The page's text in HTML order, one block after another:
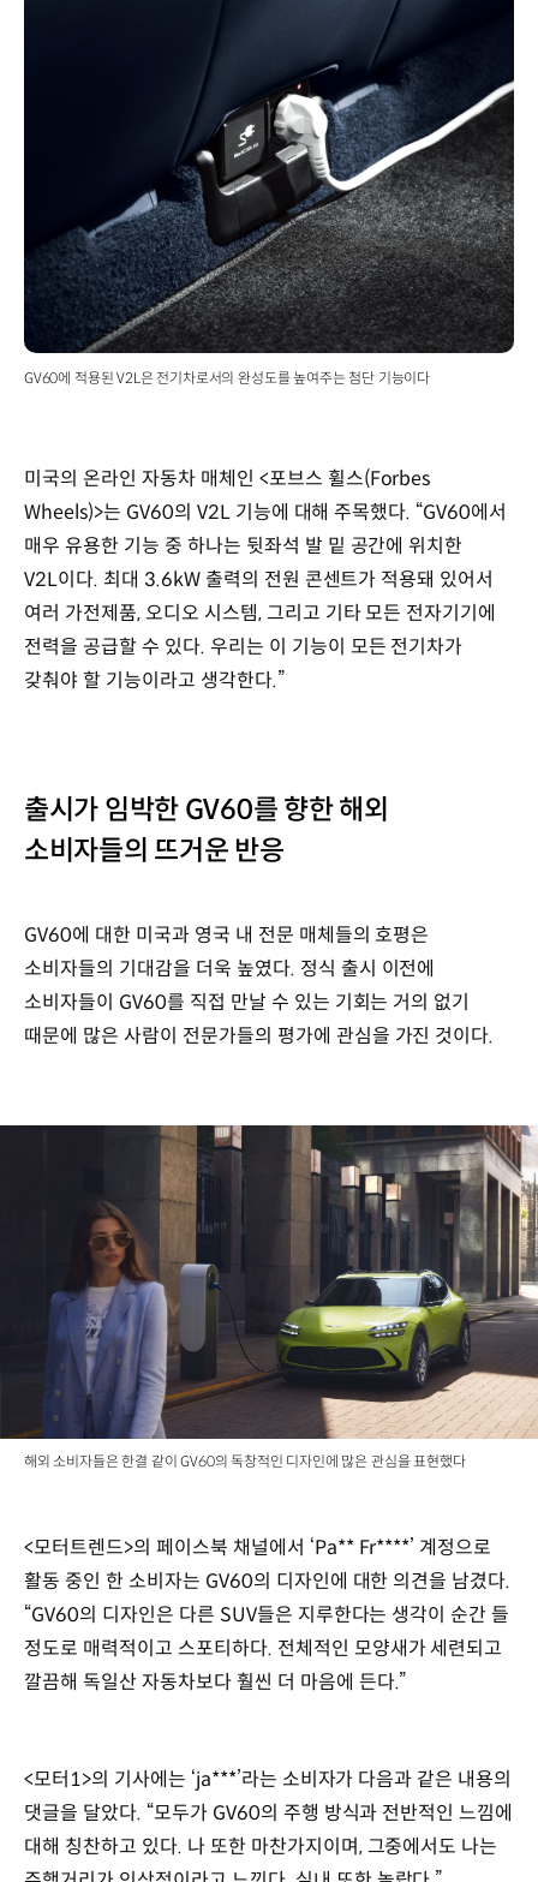
GV60에 적용된 V2L은 전기차로서의 완성도를 높여주는 첨단 기능이다
미국의 온라인 자동차 매체인 <포브스 휠스(Forbes
Wheels)>는 GV60의 V2L 기능에 대해 주목했다. “GV60에서
매우 유용한 기능 중 하나는 뒷좌석 발 밑 공간에 위치한
V2L이다. 최대 3.6kW 출력의 전원 콘센트가 적용돼 있어서
여러 가전제품, 오디오 시스템, 그리고 기타 모든 전자기기에
전력을 공급할 수 있다. 우리는 이 기능이 모든 전기차가
갖춰야 할 기능이라고 생각한다.”
출시가 임박한 GV60를 향한 해외
소비자들의 뜨거운 반응
GV60에 대한 미국과 영국 내 전문 매체들의 호평은
소비자들의 기대감을 더욱 높였다. 정식 출시 이전에
소비자들이 GV60를 직접 만날 수 있는 기회는 거의 없기
때문에 많은 사람이 전문가들의 평가에 관심을 가진 것이다.
해외 소비자들은 한결 같이 GV60의 독창적인 디자인에 많은 관심을 표현했다
<모터트렌드>의 페이스북 채널에서 ‘Pa** Fr****’ 계정으로
활동 중인 한 소비자는 GV60의 디자인에 대한 의견을 남겼다.
“GV60의 디자인은 다른 SUV들은 지루한다는 생각이 순간 들
정도로 매력적이고 스포티하다. 전체적인 모양새가 세련되고
깔끔해 독일산 자동차보다 훨씬 더 마음에 든다.”
<모터1>의 기사에는 ‘ja***’라는 소비자가 다음과 같은 내용의
댓글을 달았다. “모두가 GV60의 주행 방식과 전반적인 느낌에
대해 칭찬하고 있다. 나 또한 마찬가지이며, 그중에서도 나는